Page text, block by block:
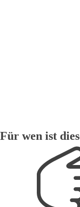
Für wen ist